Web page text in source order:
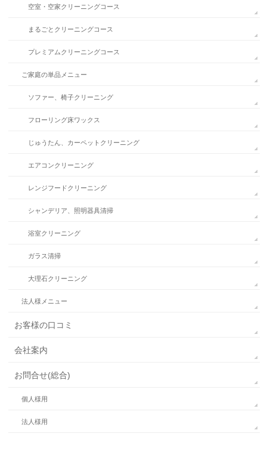
空室・空家クリーニングコース
まるごとクリーニングコース
プレミアムクリーニングコース
ご家庭の単品メニュー
ソファー、椅子クリーニング
フローリング床ワックス
じゅうたん、カーペットクリーニング
エアコンクリーニング
レンジフードクリーニング
シャンデリア、照明器具清掃
浴室クリーニング
ガラス清掃
大理石クリーニング
法人様メニュー
お客様の口コミ
会社案内
お問合せ(総合)
個人様用
法人様用